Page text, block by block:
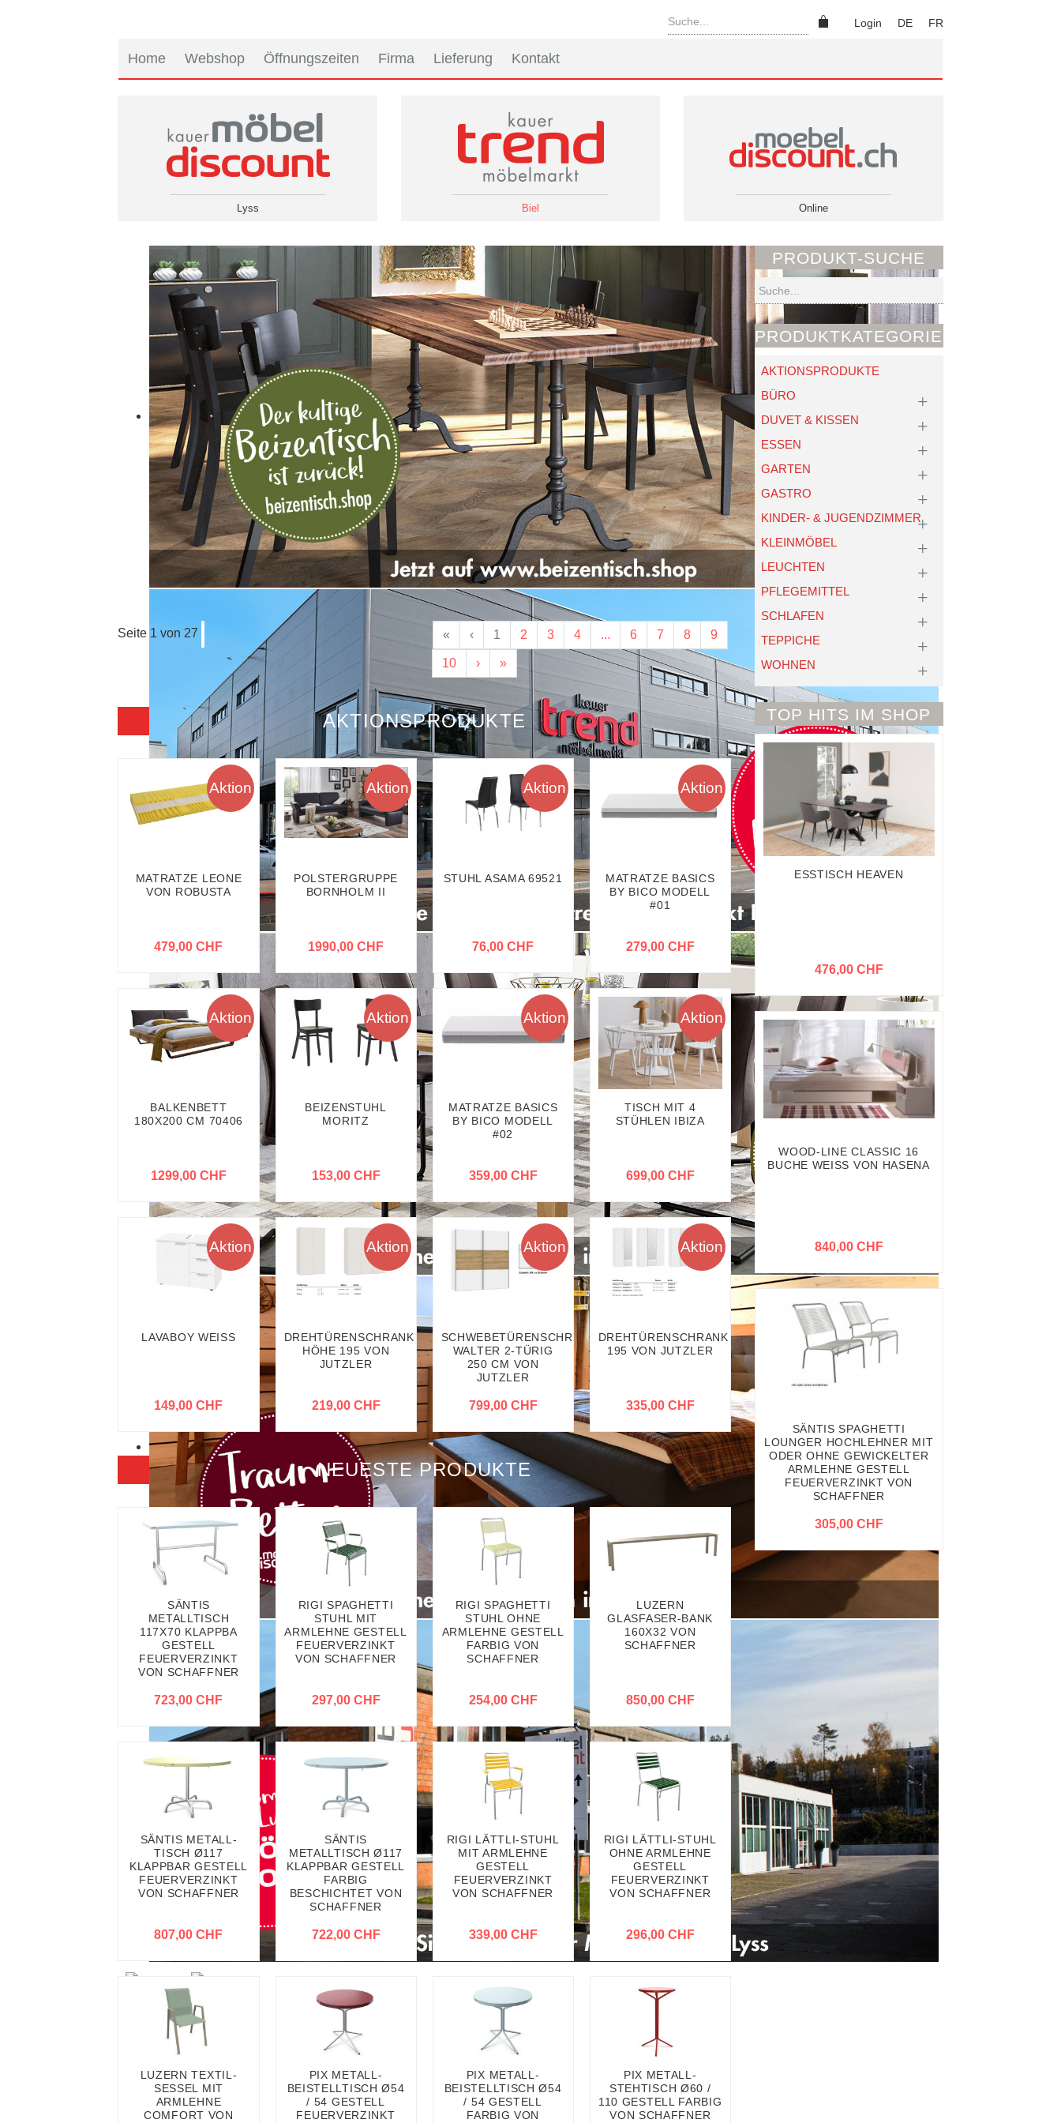
DE FR
Login
Suchen
Home Webshop Öffnungszeiten Firma Lieferung Kontakt
Lyss Biel Online
Seite 1 von 27 « ‹ 1 2 3 4 ... 6 7 8 9
10 › »
AKTIONSPRODUKTE
Aktion
MATRATZE LEONE
VON ROBUSTA
479,00 CHF
Aktion
POLSTERGRUPPE
BORNHOLM II
1990,00 CHF
Aktion
STUHL ASAMA 69521
76,00 CHF
Aktion
MATRATZE BASICS
BY BICO MODELL
#01
279,00 CHF
Aktion
BALKENBETT
180X200 CM 70406
1299,00 CHF
Aktion
BEIZENSTUHL
MORITZ
153,00 CHF
Aktion
MATRATZE BASICS
BY BICO MODELL
#02
359,00 CHF
Aktion
TISCH MIT 4
STÜHLEN IBIZA
699,00 CHF
Aktion
LAVABOY WEISS
149,00 CHF
Aktion
DREHTÜRENSCHRANK
HÖHE 195 VON
JUTZLER
219,00 CHF
Aktion
SCHWEBETÜRENSCHRANK
WALTER 2-TÜRIG
250 CM VON
JUTZLER
799,00 CHF
Aktion
DREHTÜRENSCHRANK HÖHE
195 VON JUTZLER
335,00 CHF
NEUESTE PRODUKTE
SÄNTIS
METALLTISCH
117X70 KLAPPBA
GESTELL
FEUERVERZINKT
VON SCHAFFNER
723,00 CHF
RIGI SPAGHETTI
STUHL MIT
ARMLEHNE GESTELL
FEUERVERZINKT
VON SCHAFFNER
297,00 CHF
RIGI SPAGHETTI
STUHL OHNE
ARMLEHNE GESTELL
FARBIG VON
SCHAFFNER
254,00 CHF
LUZERN
GLASFASER-BANK
160X32 VON
SCHAFFNER
850,00 CHF
SÄNTIS METALL-
TISCH Ø117
KLAPPBAR GESTELL
FEUERVERZINKT
VON SCHAFFNER
807,00 CHF
SÄNTIS
METALLTISCH Ø117
KLAPPBAR GESTELL
FARBIG
BESCHICHTET VON
SCHAFFNER
722,00 CHF
RIGI LÄTTLI-STUHL
MIT ARMLEHNE
GESTELL
FEUERVERZINKT
VON SCHAFFNER
339,00 CHF
RIGI LÄTTLI-STUHL
OHNE ARMLEHNE
GESTELL
FEUERVERZINKT
VON SCHAFFNER
296,00 CHF
LUZERN TEXTIL-
SESSEL MIT
ARMLEHNE
COMFORT VON
PIX METALL-
BEISTELLTISCH Ø54
/ 54 GESTELL
FEUERVERZINKT
PIX METALL-
BEISTELLTISCH Ø54
/ 54 GESTELL
FARBIG VON
PIX METALL-
STEHTISCH Ø60 /
110 GESTELL FARBIG
VON SCHAFFNER
PRODUKT-SUCHE
Suchen
PRODUKTKATEGORIEN
AKTIONSPRODUKTE
BÜRO
DUVET & KISSEN
ESSEN
GARTEN
GASTRO
KINDER- & JUGENDZIMMER
KLEINMÖBEL
LEUCHTEN
PFLEGEMITTEL
SCHLAFEN
TEPPICHE
WOHNEN
TOP HITS IM SHOP
ESSTISCH HEAVEN
476,00 CHF
WOOD-LINE CLASSIC 16
BUCHE WEISS VON HASENA
840,00 CHF
SÄNTIS SPAGHETTI
LOUNGER HOCHLEHNER MIT
ODER OHNE GEWICKELTER
ARMLEHNE GESTELL
FEUERVERZINKT VON
SCHAFFNER
305,00 CHF